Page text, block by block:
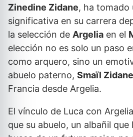
Zinedine Zidane, ha tomado
significativa en su carrera
la selección de Argelia en el
elección no es solo un paso
como arquero, sino un
abuelo paterno, Smaïl Zidane
Francia desde Argelia.
El vínculo de Luca con
que su abuelo, un albañil que